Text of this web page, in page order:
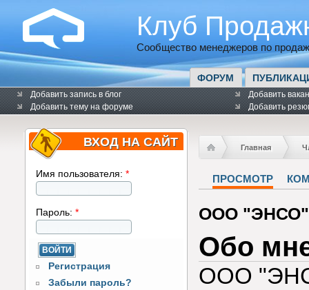
Клуб
Сообщество менеджеров по
ФОРУМ
Добавить запись в блог
Добавить тему на форуме
Добавить
Добавить
ВХОД НА САЙТ
Имя пользователя: *
Пароль: *
Регистрация
Забыли пароль?
Главная
ПРОСМОТР
ООО "ЭНСО"
Обо
ООО